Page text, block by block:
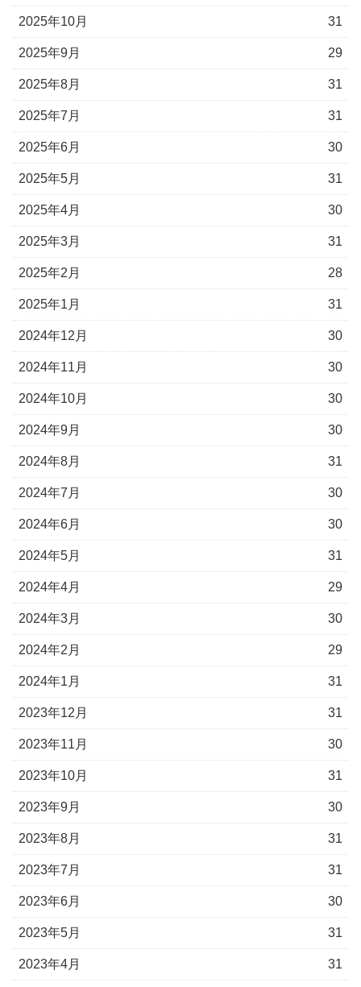
2025年10月 31
2025年9月 29
2025年8月 31
2025年7月 31
2025年6月 30
2025年5月 31
2025年4月 30
2025年3月 31
2025年2月 28
2025年1月 31
2024年12月 30
2024年11月 30
2024年10月 30
2024年9月 30
2024年8月 31
2024年7月 30
2024年6月 30
2024年5月 31
2024年4月 29
2024年3月 30
2024年2月 29
2024年1月 31
2023年12月 31
2023年11月 30
2023年10月 31
2023年9月 30
2023年8月 31
2023年7月 31
2023年6月 30
2023年5月 31
2023年4月 31